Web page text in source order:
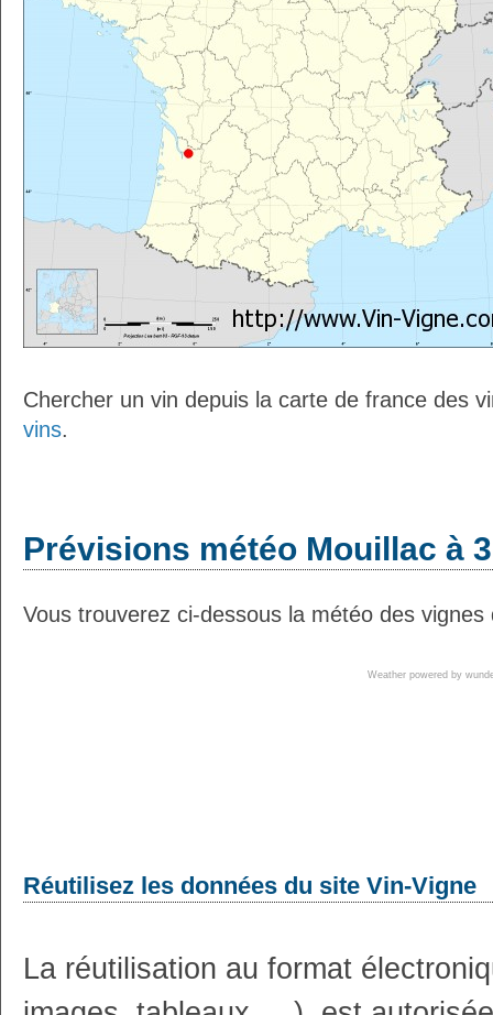
Chercher un vin depuis la carte de france des
vins.
Prévisions météo Mouillac à
Vous trouverez ci-dessous la météo des
Weather powered by
Réutilisez les données du site Vin-Vigne
La réutilisation au format